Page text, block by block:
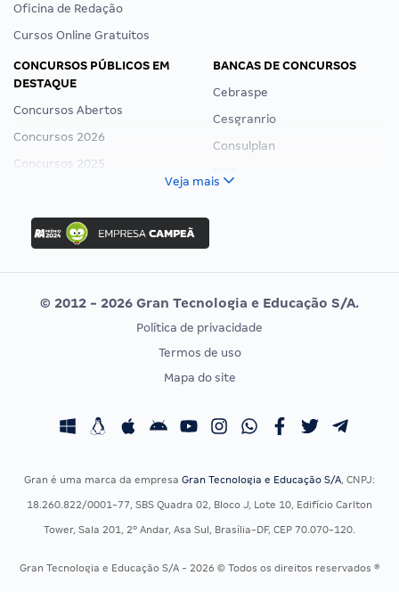
Oficina de Redação
Cursos Online Gratuitos
CONCURSOS PÚBLICOS EM
DESTAQUE
Concursos Abertos
Concursos 2026
Concursos 2025
Concurso Nacional Unificado
Concurso Ibama
Concurso MPU
Editais publicados
BANCAS DE CONCURSOS
Cebraspe
Cesgranrio
Consulplan
Vunesp
CONCURSOS POR PROFISSÃO
Concursos Fiscais
Concursos Saúde
Residência Multiprofissional
EXAME DE ORDEM
Calendário OAB
Veja mais
© 2012 - 2026 Gran Tecnologia e Educação S/A.
Política de privacidade
Termos de uso
Mapa do site
Gran é uma marca da empresa Gran Tecnologia e Educação S/A, CNPJ:
18.260.822/0001-77, SBS Quadra 02, Bloco J, Lote 10, Edifício Carlton
Tower, Sala 201, 2º Andar, Asa Sul, Brasília-DF, CEP 70.070-120.
Gran Tecnologia e Educação S/A - 2026 © Todos os direitos reservados ®